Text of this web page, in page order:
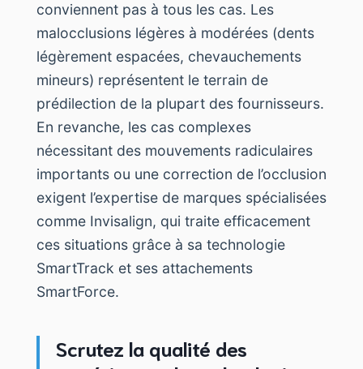
conviennent pas à tous les cas. Les
malocclusions légères à modérées (dents
légèrement espacées, chevauchements
mineurs) représentent le terrain de
prédilection de la plupart des fournisseurs.
En revanche, les cas complexes
nécessitant des mouvements radiculaires
importants ou une correction de l’occlusion
exigent l’expertise de marques spécialisées
comme Invisalign, qui traite efficacement
ces situations grâce à sa technologie
SmartTrack et ses attachements
SmartForce.
Scrutez la qualité des